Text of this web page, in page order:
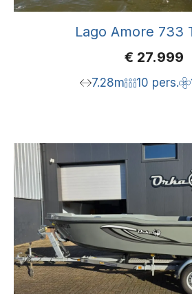
Lago Amore 733
€ 27.999
7.28m 10 pers.